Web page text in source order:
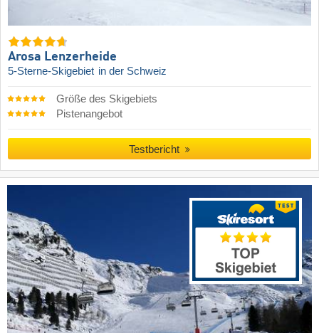
Arosa Lenzerheide
5-Sterne-Skigebiet in der Schweiz
Größe des Skigebiets
Pistenangebot
Testbericht